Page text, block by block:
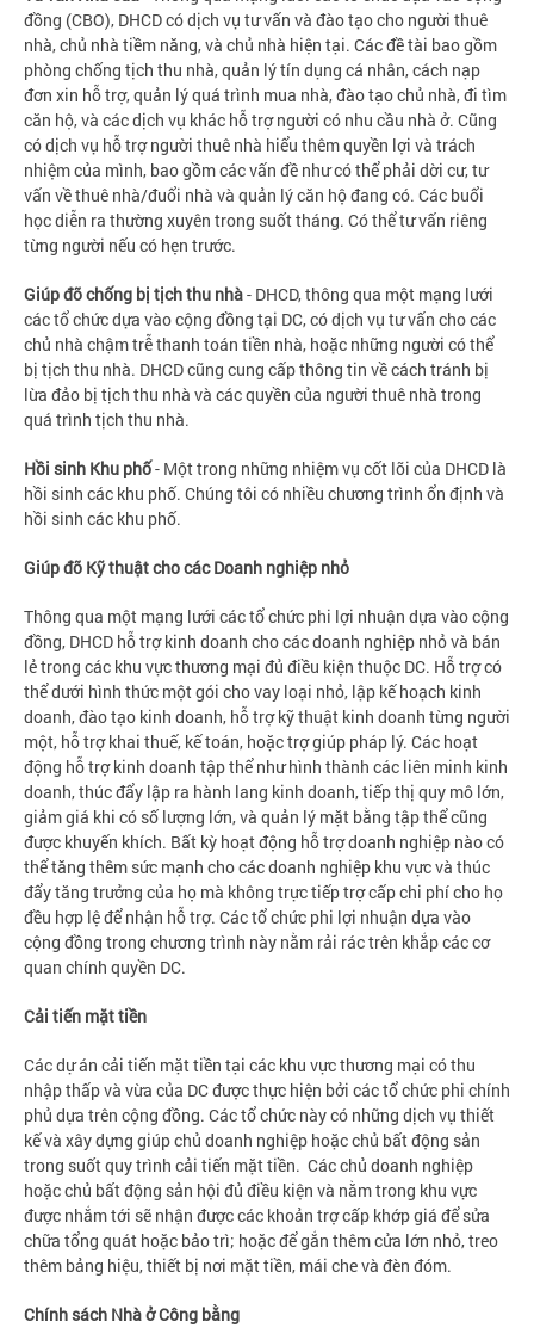
đồng (CBO), DHCD có dịch vụ tư vấn và đào tạo cho người thuê
nhà, chủ nhà tiềm năng, và chủ nhà hiện tại. Các đề tài bao gồm
phòng chống tịch thu nhà, quản lý tín dụng cá nhân, cách nạp
đơn xin hỗ trợ, quản lý quá trình mua nhà, đào tạo chủ nhà, đi tìm
căn hộ, và các dịch vụ khác hỗ trợ người có nhu cầu nhà ở. Cũng
có dịch vụ hỗ trợ người thuê nhà hiểu thêm quyền lợi và trách
nhiệm của mình, bao gồm các vấn đề như có thể phải dời cư, tư
vấn về thuê nhà/đuổi nhà và quản lý căn hộ đang có. Các buổi
học diễn ra thường xuyên trong suốt tháng. Có thể tư vấn riêng
từng người nếu có hẹn trước.
Giúp đỡ chống bị tịch thu nhà- DHCD, thông qua một mạng lưới
các tổ chức dựa vào cộng đồng tại DC, có dịch vụ tư vấn cho các
chủ nhà chậm trễ thanh toán tiền nhà, hoặc những người có thể
bị tịch thu nhà. DHCD cũng cung cấp thông tin về cách tránh bị
lừa đảo bị tịch thu nhà và các quyền của người thuê nhà trong
quá trình tịch thu nhà.
Hồi sinh Khu phố- Một trong những nhiệm vụ cốt lõi của DHCD là
hồi sinh các khu phố. Chúng tôi có nhiều chương trình ổn định và
hồi sinh các khu phố.
Giúp đỡ Kỹ thuật cho các Doanh nghiệp nhỏ
Thông qua một mạng lưới các tổ chức phi lợi nhuận dựa vào cộng
đồng, DHCD hỗ trợ kinh doanh cho các doanh nghiệp nhỏ và bán
lẻ trong các khu vực thương mại đủ điều kiện thuộc DC. Hỗ trợ có
thể dưới hình thức một gói cho vay loại nhỏ, lập kế hoạch kinh
doanh, đào tạo kinh doanh, hỗ trợ kỹ thuật kinh doanh từng người
một, hỗ trợ khai thuế, kế toán, hoặc trợ giúp pháp lý. Các hoạt
động hỗ trợ kinh doanh tập thể như hình thành các liên minh kinh
doanh, thúc đẩy lập ra hành lang kinh doanh, tiếp thị quy mô lớn,
giảm giá khi có số lượng lớn, và quản lý mặt bằng tập thể cũng
được khuyến khích. Bất kỳ hoạt động hỗ trợ doanh nghiệp nào có
thể tăng thêm sức mạnh cho các doanh nghiệp khu vực và thúc
đẩy tăng trưởng của họ mà không trực tiếp trợ cấp chi phí cho họ
đều hợp lệ để nhận hỗ trợ. Các tổ chức phi lợi nhuận dựa vào
cộng đồng trong chương trình này nằm rải rác trên khắp các cơ
quan chính quyền DC.
Cải tiến mặt tiền
Các dự án cải tiến mặt tiền tại các khu vực thương mại có thu
nhập thấp và vừa của DC được thực hiện bởi các tổ chức phi chính
phủ dựa trên cộng đồng. Các tổ chức này có những dịch vụ thiết
kế và xây dựng giúp chủ doanh nghiệp hoặc chủ bất động sản
trong suốt quy trình cải tiến mặt tiền. Các chủ doanh nghiệp
hoặc chủ bất động sản hội đủ điều kiện và nằm trong khu vực
được nhắm tới sẽ nhận được các khoản trợ cấp khớp giá để sửa
chữa tổng quát hoặc bảo trì; hoặc để gắn thêm cửa lớn nhỏ, treo
thêm bảng hiệu, thiết bị nơi mặt tiền, mái che và đèn đóm.
Chính sách Nhà ở Công bằng